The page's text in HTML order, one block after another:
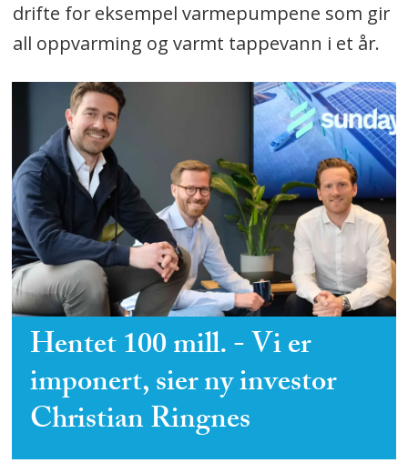
drifte for eksempel varmepumpene som gir
all oppvarming og varmt tappevann i et år.
Hentet 100 mill. - Vi er
imponert, sier ny investor
Christian Ringnes